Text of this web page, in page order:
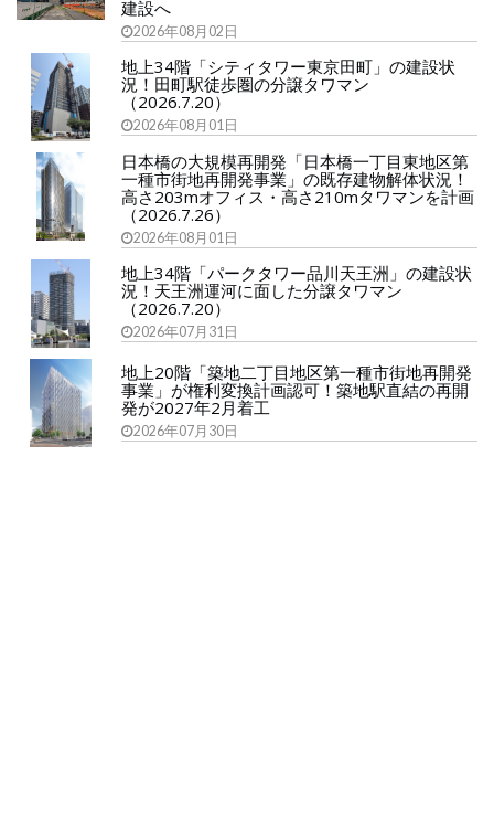
建設へ
2026年08月02日
地上34階「シティタワー東京田町」の建設状
況！田町駅徒歩圏の分譲タワマン
（2026.7.20）
2026年08月01日
日本橋の大規模再開発「日本橋一丁目東地区第
一種市街地再開発事業」の既存建物解体状況！
高さ203mオフィス・高さ210mタワマンを計画
（2026.7.26）
2026年08月01日
地上34階「パークタワー品川天王洲」の建設状
況！天王洲運河に面した分譲タワマン
（2026.7.20）
2026年07月31日
地上20階「築地二丁目地区第一種市街地再開発
事業」が権利変換計画認可！築地駅直結の再開
発が2027年2月着工
2026年07月30日